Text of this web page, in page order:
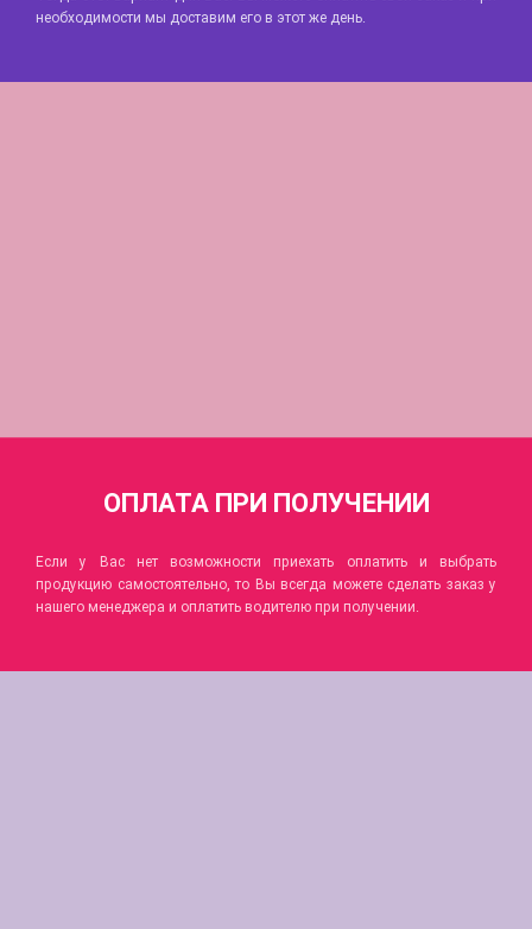
необходимости мы доставим его в этот же день.
ОПЛАТА ПРИ ПОЛУЧЕНИИ
Если у Вас нет возможности приехать оплатить и выбрать
продукцию самостоятельно, то Вы всегда можете сделать заказ у
нашего менеджера и оплатить водителю при получении.